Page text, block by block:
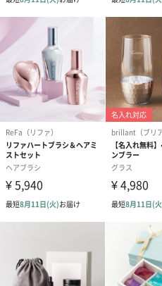
かき氷入浴剤4点セット
（ブルー）（748円）
かき
（イ
ハンドタオル・ハンカチ
ハンドタオル・ハンカチを同梱